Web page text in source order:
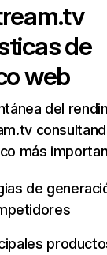
de
web
del
más
de